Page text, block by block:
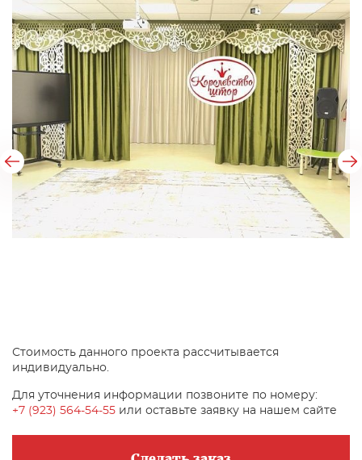
Стоимость данного проекта рассчитывается
индивидуально.
Для уточнения информации позвоните по номеру:
+7 (923) 564-54-55 или оставьте заявку на нашем сайте